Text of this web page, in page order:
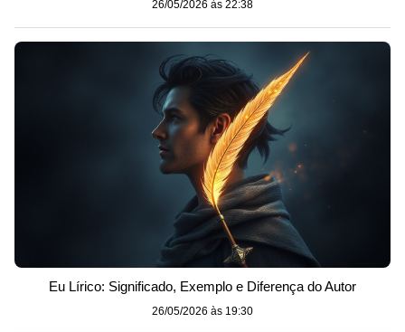
26/05/2026 às 22:38
Eu Lírico: Significado, Exemplo e Diferença do Autor
26/05/2026 às 19:30